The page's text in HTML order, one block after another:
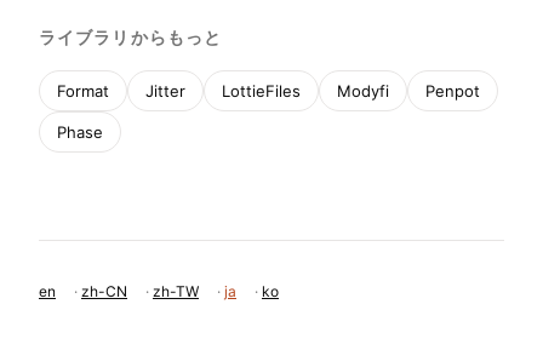
ライブラリからもっと
Format Jitter LottieFiles Modyfi Penpot
Phase
en · zh-CN · zh-TW · ja · ko